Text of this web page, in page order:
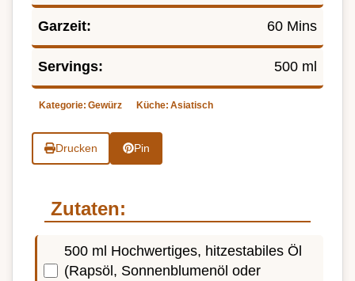
Garzeit: 60 Mins
Servings: 500 ml
Kategorie: Gewürz Küche: Asiatisch
Drucken Pin
Zutaten:
500 ml Hochwertiges, hitzestabiles Öl
(Rapsöl, Sonnenblumenöl oder